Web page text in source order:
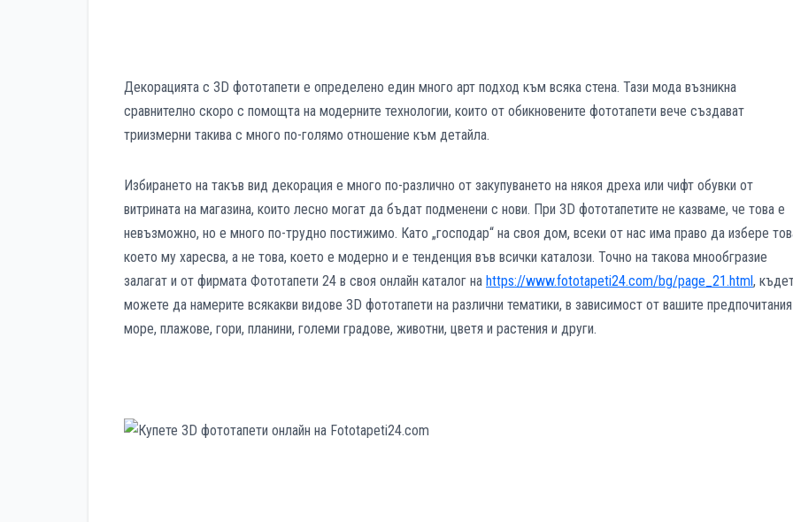
Декорацията с 3D фототапети е определено един много арт подход към всяка стена. Тази мода възникна
сравнително скоро с помощта на модерните технологии, които от обикновените фототапети вече създават
триизмерни такива с много по-голямо отношение към детайла.
Избирането на такъв вид декорация е много по-различно от закупуването на някоя дреха или чифт обувки от
витрината на магазина, които лесно могат да бъдат подменени с нови. При 3D фототапетите не казваме, че това е
невъзможно, но е много по-трудно постижимо. Като „господар“ на своя дом, всеки от нас има право да избере
което му харесва, а не това, което е модерно и е тенденция във всички каталози. Точно на такова мнообгразие
залагат и от фирмата Фототапети 24 в своя онлайн каталог на https://www.fototapeti24.com/bg/page_21.html,
можете да намерите всякакви видове 3D фототапети на различни тематики, в зависимост от вашите
море, плажове, гори, планини, големи градове, животни, цветя и растения и други.